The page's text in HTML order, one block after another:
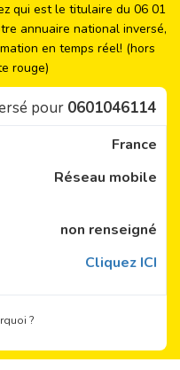
qui est le titulaire du 06 01
annuaire national inversé,
en temps réel! (hors
rouge)
pour 0601046114
France
Réseau mobile
non renseigné
Cliquez ICI
?